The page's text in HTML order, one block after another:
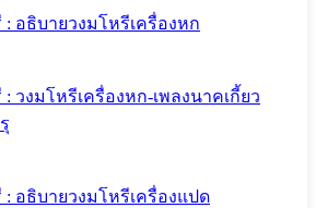
: อธิบายวงมโหรีเครื่องหก
: วงมโหรีเครื่องหก-เพลงนาคเกี้ยว
: อธิบายวงมโหรีเครื่องแปด